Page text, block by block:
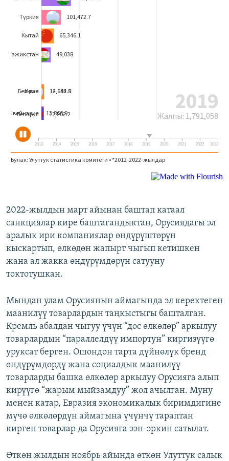
2022-жылдын март айынан баштап катаал
санкциялар кире баштагандыктан, Орусиядагы эл
аралык ири компаниялар өндүрүштөрүн
кыскартып, өлкөдөн жапырт чыгып кетишкен
жана ал жакка өндүрүмдөрүн сатууну
токтотушкан.
Мындан улам Орусиянын аймагында эл керектеген
маанилүү товарлардын таңкыстыгы башталган.
Кремль абалдан чыгуу үчүн “дос өлкөлөр” аркылуу
товарлардын “параллелдүү импортун” киргизүүгө
уруксат берген. Ошондон тарта дүйнөлүк бренд
өндүрүмдөрдү жана социалдык маанилүү
товарларды башка өлкөлөр аркылуу Орусияга алып
кирүүгө “жарым мыйзамдуу” жол ачылган. Муну
менен катар, Евразия экономикалык биримдигине
мүчө өлкөлөрдүн аймагына үчүнчү тараптан
кирген товарлар да Орусияга ээн-эркин сатылат.
Өткөн жылдын ноябрь айында өткөн Улуттук салык